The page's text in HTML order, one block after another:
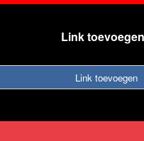
Link toevoegen
Link toevoegen